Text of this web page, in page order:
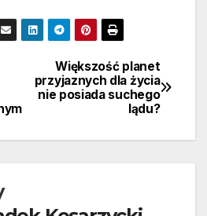
Większość planet
przyjaznych dla życia
nie posiada suchego
lądu?